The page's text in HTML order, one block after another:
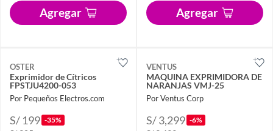
Agregar Agregar
OSTER
Exprimidor de Cítricos
FPSTJU4200-053
Por Pequeños Electros.com
S/ 199 -35%
VENTUS
MAQUINA EXPRIMIDORA DE
NARANJAS VMJ-25
Por Ventus Corp
S/ 3,299 -6%